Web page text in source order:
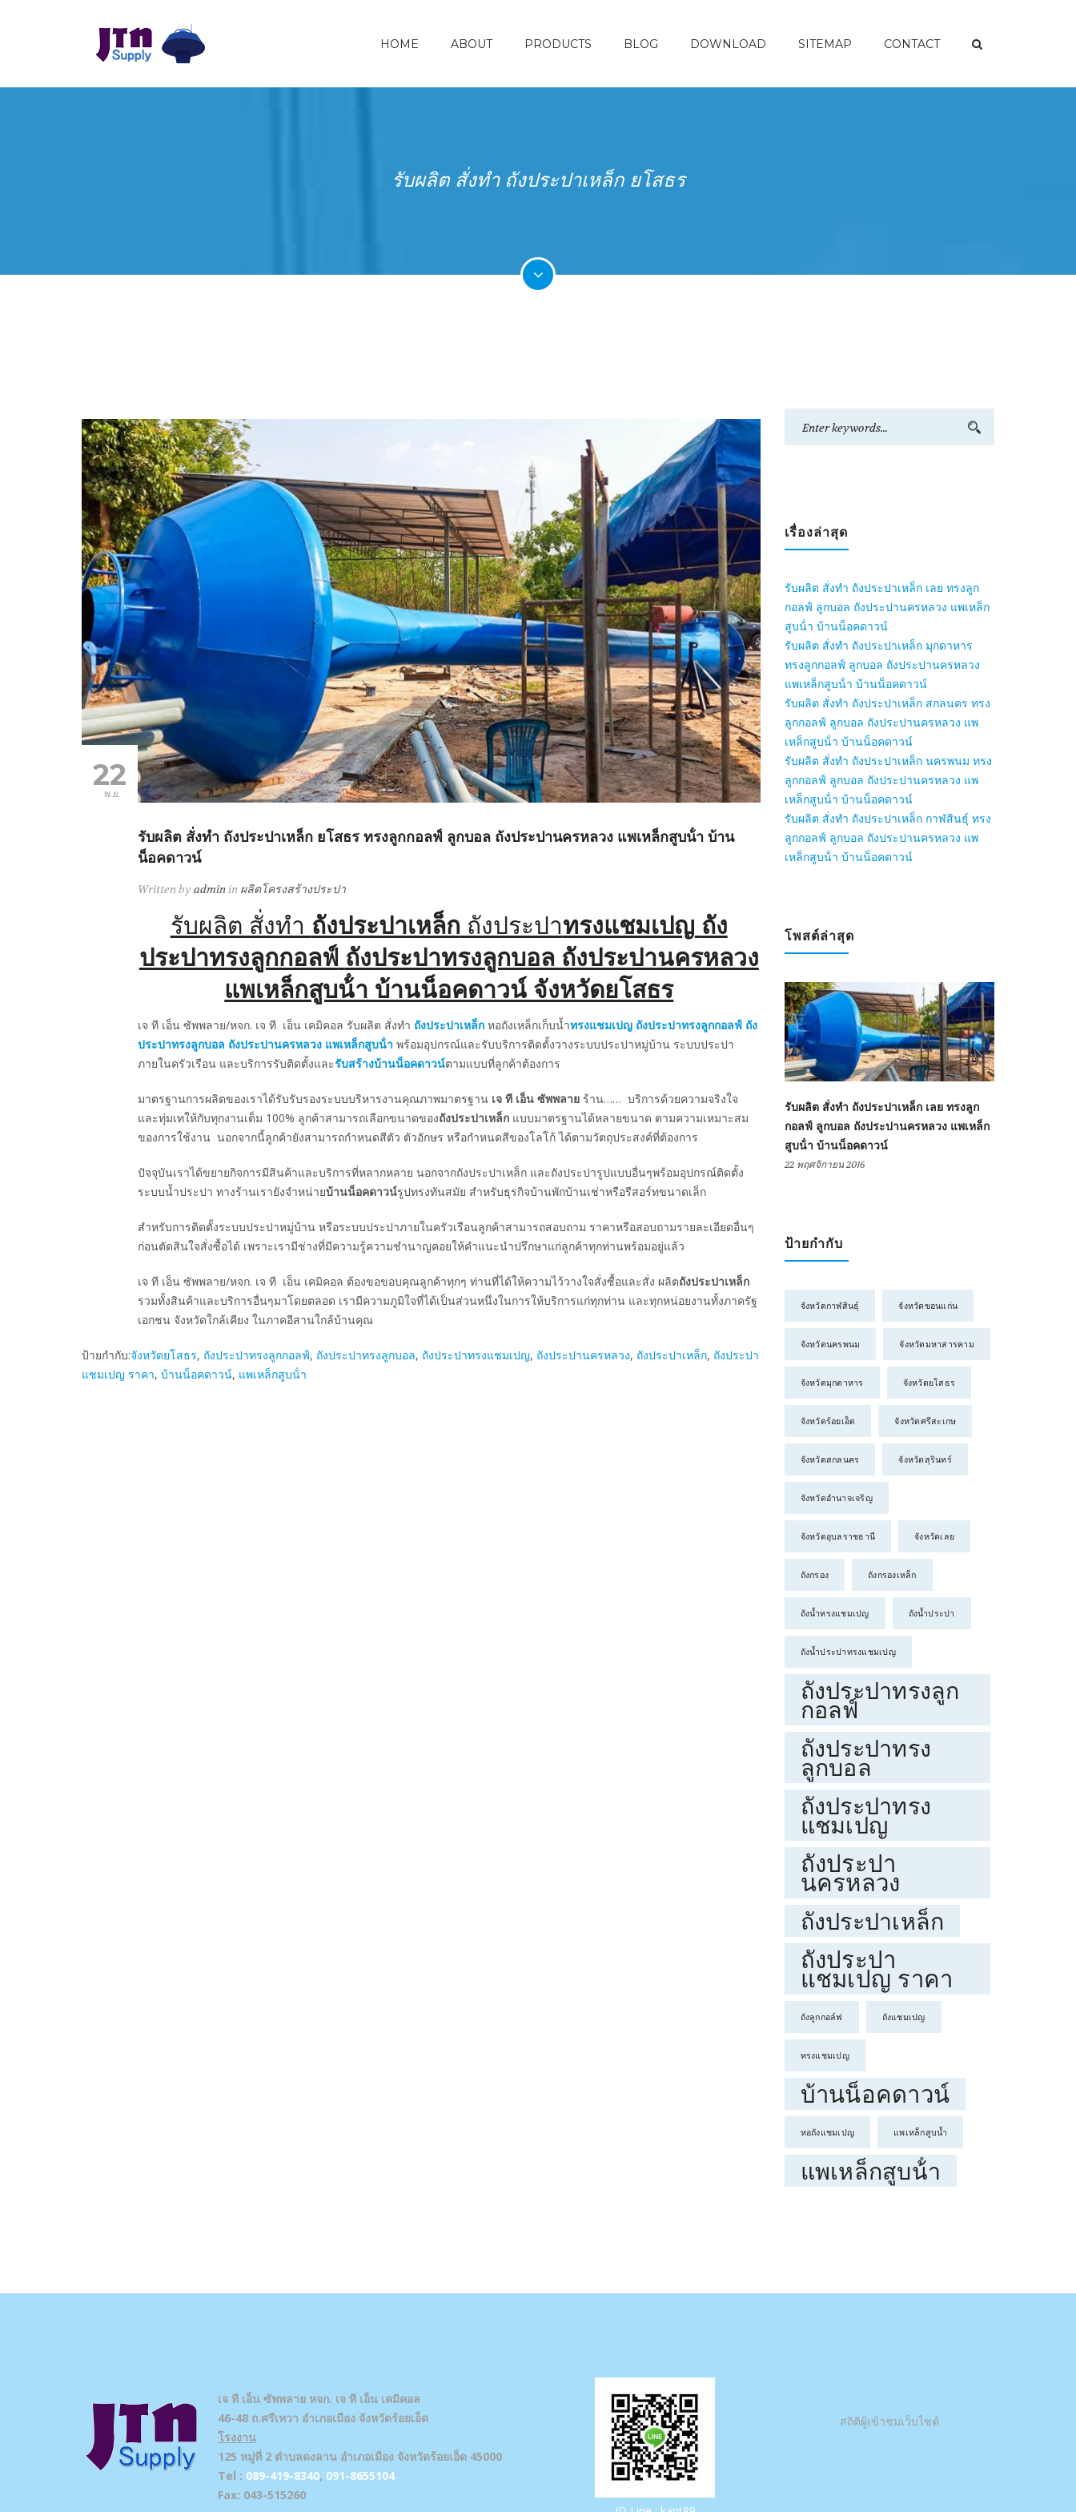
HOME ABOUT PRODUCTS BLOG DOWNLOAD SITEMAP CONTACT
รับผลิต สั่งทำ ถังประปาเหล็ก ยโสธร
22
พ.ย.
รับผลิต สั่งทำ ถังประปาเหล็ก ยโสธร ทรงลูกกอลฟ์ ลูกบอล ถังประปานครหลวง แพเหล็กสูบน้ํา บ้าน
น็อคดาวน์
Written by admin in ผลิตโครงสร้างประปา
รับผลิต สั่งทำ ถังประปาเหล็ก ถังประปาทรงแชมเปญ ถัง
ประปาทรงลูกกอลฟ์ ถังประปาทรงลูกบอล ถังประปานครหลวง
แพเหล็กสูบน้ํา บ้านน็อคดาวน์ จังหวัดยโสธร
เจ ที เอ็น ซัพพลาย/หจก. เจ ที เอ็น เคมิคอล รับผลิต สั่งทำ ถังประปาเหล็ก หอถังเหล็กเก็บน้ำทรงแชมเปญ ถังประปาทรงลูกกอลฟ์ ถัง
ประปาทรงลูกบอล ถังประปานครหลวง แพเหล็กสูบน้ํา พร้อมอุปกรณ์และรับบริการติดตั้งวางระบบประปาหมู่บ้าน ระบบประปา
ภายในครัวเรือน และบริการรับติดตั้งและรับสร้างบ้านน็อคดาวน์ตามแบบที่ลูกค้าต้องการ
มาตรฐานการผลิตของเราได้รับรับรองระบบบริหารงานคุณภาพมาตรฐาน เจ ที เอ็น ซัพพลาย ร้าน…… บริการด้วยความจริงใจ
และทุ่มเทให้กับทุกงานเต็ม 100% ลูกค้าสามารถเลือกขนาดของถังประปาเหล็ก แบบมาตรฐานได้หลายขนาด ตามความเหมาะสม
ของการใช้งาน นอกจากนี้ลูกค้ายังสามารถกำหนดสีตัว ตัวอักษร หรือกำหนดสีของโลโก้ ได้ตามวัตถุประสงค์ที่ต้องการ
ปัจจุบันเราได้ขยายกิจการมีสินค้าและบริการที่หลากหลาย นอกจากถังประปาเหล็ก และถังประปารูปแบบอื่นๆพร้อมอุปกรณ์ติดตั้ง
ระบบน้ำประปา ทางร้านเรายังจำหน่ายบ้านน็อคดาวน์รูปทรงทันสมัย สำหรับธุรกิจบ้านพักบ้านเช่าหรือรีสอร์ทขนาดเล็ก
สำหรับการติดตั้งระบบประปาหมู่บ้าน หรือระบบประปาภายในครัวเรือนลูกค้าสามารถสอบถาม ราคาหรือสอบถามรายละเอียดอื่นๆ
ก่อนตัดสินใจสั่งซื้อได้ เพราะเรามีช่างที่มีความรู้ความชำนาญคอยให้คำแนะนำปรึกษาแก่ลูกค้าทุกท่านพร้อมอยู่แล้ว
เจ ที เอ็น ซัพพลาย/หจก. เจ ที เอ็น เคมิคอล ต้องขอขอบคุณลูกค้าทุกๆ ท่านที่ได้ให้ความไว้วางใจสั่งซื้อและสั่ง ผลิตถังประปาเหล็ก
รวมทั้งสินค้าและบริการอื่นๆมาโดยตลอด เรามีความภูมิใจที่ได้เป็นส่วนหนึ่งในการให้บริการแก่ทุกท่าน และทุกหน่อยงานทั้งภาครัฐ
เอกชน จังหวัดใกล้เคียง ในภาคอีสานใกล้บ้านคุณ
ป้ายกำกับ:จังหวัดยโสธร, ถังประปาทรงลูกกอลฟ์, ถังประปาทรงลูกบอล, ถังประปาทรงแชมเปญ, ถังประปานครหลวง, ถังประปาเหล็ก, ถังประปา
แชมเปญ ราคา, บ้านน็อคดาวน์, แพเหล็กสูบน้ํา
เรื่องล่าสุด
รับผลิต สั่งทำ ถังประปาเหล็ก เลย ทรงลูก
กอลฟ์ ลูกบอล ถังประปานครหลวง แพเหล็ก
สูบน้ํา บ้านน็อคดาวน์
รับผลิต สั่งทำ ถังประปาเหล็ก มุกดาหาร
ทรงลูกกอลฟ์ ลูกบอล ถังประปานครหลวง
แพเหล็กสูบน้ํา บ้านน็อคดาวน์
รับผลิต สั่งทำ ถังประปาเหล็ก สกลนคร ทรง
ลูกกอลฟ์ ลูกบอล ถังประปานครหลวง แพ
เหล็กสูบน้ํา บ้านน็อคดาวน์
รับผลิต สั่งทำ ถังประปาเหล็ก นครพนม ทรง
ลูกกอลฟ์ ลูกบอล ถังประปานครหลวง แพ
เหล็กสูบน้ํา บ้านน็อคดาวน์
รับผลิต สั่งทำ ถังประปาเหล็ก กาฬสินธุ์ ทรง
ลูกกอลฟ์ ลูกบอล ถังประปานครหลวง แพ
เหล็กสูบน้ํา บ้านน็อคดาวน์
โพสต์ล่าสุด
รับผลิต สั่งทำ ถังประปาเหล็ก เลย ทรงลูก
กอลฟ์ ลูกบอล ถังประปานครหลวง แพเหล็ก
สูบน้ํา บ้านน็อคดาวน์
22 พฤศจิกายน 2016
ป้ายกำกับ
จังหวัดกาฬสินธุ์ จังหวัดขอนแก่น
จังหวัดนครพนม จังหวัดมหาสารคาม
จังหวัดมุกดาหาร จังหวัดยโสธร
จังหวัดร้อยเอ็ด จังหวัดศรีสะเกษ
จังหวัดสกลนคร จังหวัดสุรินทร์
จังหวัดอำนาจเจริญ
จังหวัดอุบลราชธานี จังหวัดเลย
ถังกรอง ถังกรองเหล็ก
ถังน้ำทรงแชมเปญ ถังน้ำประปา
ถังน้ำประปาทรงแชมเปญ
ถังประปาทรงลูก
กอลฟ์
ถังประปาทรง
ลูกบอล
ถังประปาทรง
แชมเปญ
ถังประปา
นครหลวง
ถังประปาเหล็ก
ถังประปา
แชมเปญ ราคา
ถังลูกกอล์ฟ ถังแชมเปญ
ทรงแชมเปญ
บ้านน็อคดาวน์
หอถังแชมเปญ แพเหล็กสูบน้ำ
แพเหล็กสูบน้ํา
เจ ที เอ็น ซัพพลาย หจก. เจ ที เอ็น เคมิคอล
46-48 ถ.ศรีเทวา อำเภอเมือง จังหวัดร้อยเอ็ด
โรงงาน
125 หมู่ที่ 2 ตำบลดงลาน อำเภอเมือง จังหวัดร้อยเอ็ด 45000
Tel : 089-419-8340, 091-8655104
Fax: 043-515260
สถิติผู้เข้าชมเว็บไซต์